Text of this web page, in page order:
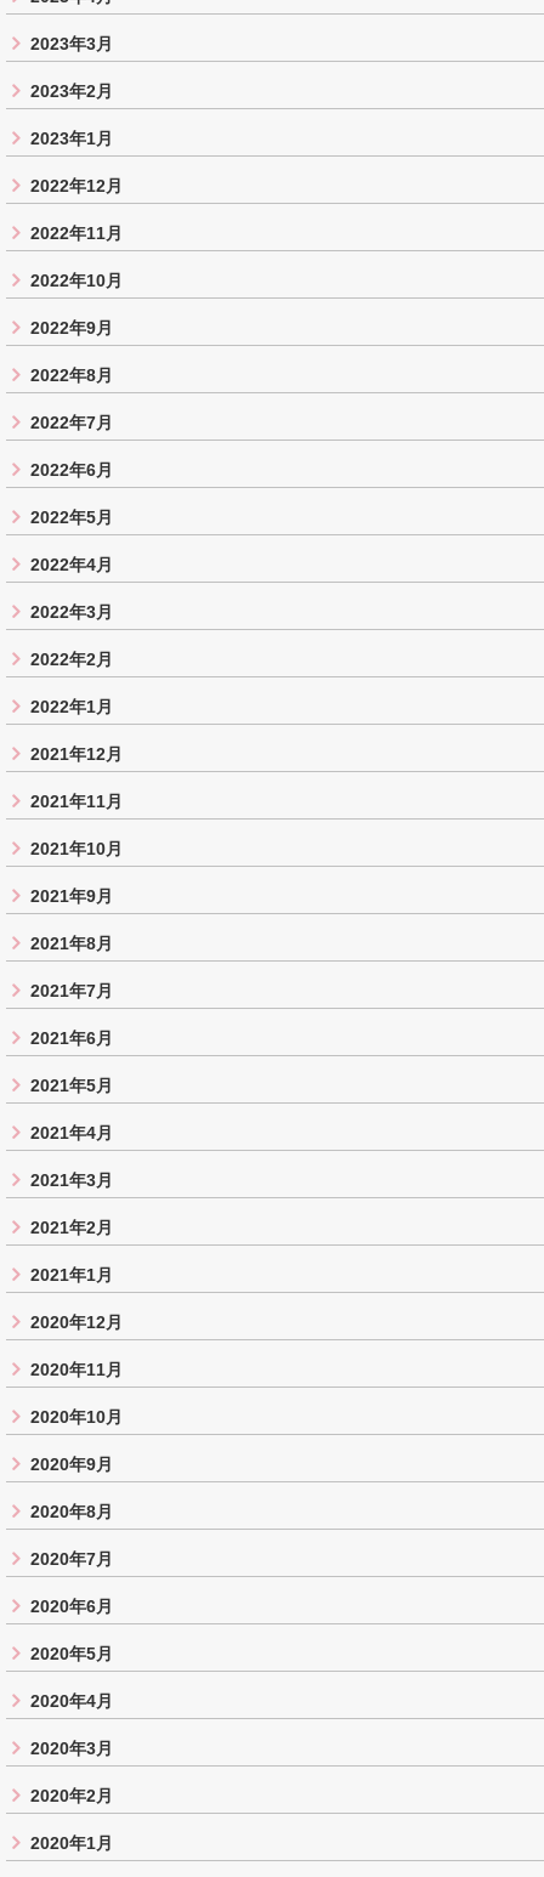
2023年3月
2023年2月
2023年1月
2022年12月
2022年11月
2022年10月
2022年9月
2022年8月
2022年7月
2022年6月
2022年5月
2022年4月
2022年3月
2022年2月
2022年1月
2021年12月
2021年11月
2021年10月
2021年9月
2021年8月
2021年7月
2021年6月
2021年5月
2021年4月
2021年3月
2021年2月
2021年1月
2020年12月
2020年11月
2020年10月
2020年9月
2020年8月
2020年7月
2020年6月
2020年5月
2020年4月
2020年3月
2020年2月
2020年1月